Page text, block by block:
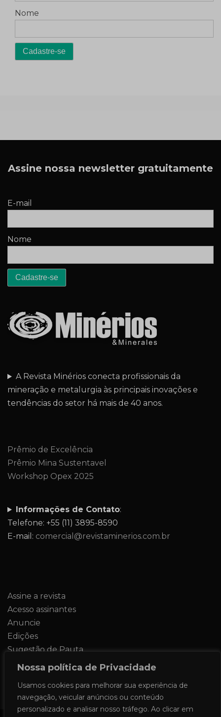
Nossa política de Privacidade
Usamos cookies para melhorar sua experiência de
navegação, veicular anúncios ou conteúdo
personalizado e analisar nosso tráfego. Ao clicar em
Nome
Assine nossa newsletter gratuitamente
E-mail
Nome
A Revista Minérios conecta profissionais da
mineração e metalurgia às principais inovações e
tendências do setor há mais de 40 anos.
Prêmio de Excelência
Prêmio Mina Sustentavel
Workshop Opex 2025
Informações de Contato:
Telefone: +55 (11) 3895-8590
E-mail: comercial@revistaminerios.com.br
Assine a revista
Acesso assinantes
Anuncie
Edições
Sugestão de Pauta
Contato